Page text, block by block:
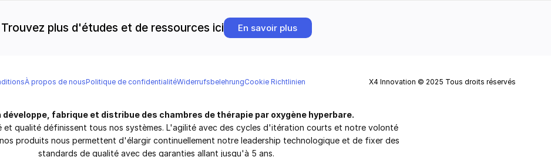
Trouvez plus d'études et de ressources ici En savoir plus
À propos de nousPolitique de confidentialitéWiderrufsbelehrungCookie Richtlinien X4 Innovation © 2025 Tous droits réservés
développe, fabrique et distribue des chambres de thérapie par oxygène hyperbare.
et qualité définissent tous nos systèmes. L'agilité avec des cycles d'itération courts et notre volonté
produits nous permettent d'élargir continuellement notre leadership technologique et de fixer des
standards de qualité avec des garanties allant jusqu'à 5 ans.